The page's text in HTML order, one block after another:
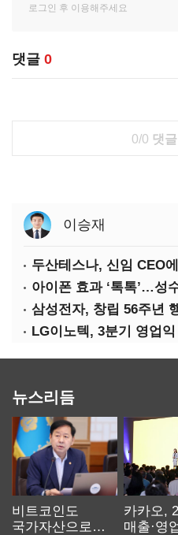
댓글 0
0/0 댓
이승재
두산테스나, 신임 CEO
아이폰 효과 ‘톡톡’…성
LG이노텍, 3분기 영업
뉴스리듬
비트코인도
국가자산으로…'
카카오,
매출·영